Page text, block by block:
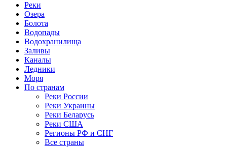
Реки
Озера
Болота
Водопады
Водохранилища
Заливы
Каналы
Ледники
Моря
По странам
Реки России
Реки Украины
Реки Беларусь
Реки США
Регионы РФ и СНГ
Все страны